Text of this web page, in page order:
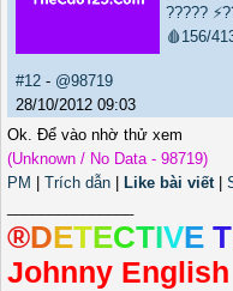
?????
🩸156/
#12 - @98719
28/10/2012 09:03
Ok. Để vào nhờ thử xem
(Unknown / No Data - 98719)
PM
Trích dẫn Like bài viết|
®DETECTIVE T
Johnny English